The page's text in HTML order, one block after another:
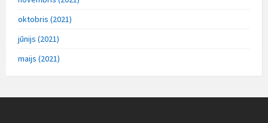
oktobris (2021)
jūnijs (2021)
maijs (2021)